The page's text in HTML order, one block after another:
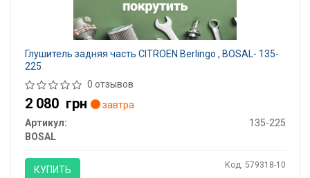
Глушитель задняя часть CITROEN Berlingo , BOSAL- 135-
225
0 отзывов
2 080 грн
завтра
Артикул:
135-225
BOSAL
КУПИТЬ Код: 579318-10